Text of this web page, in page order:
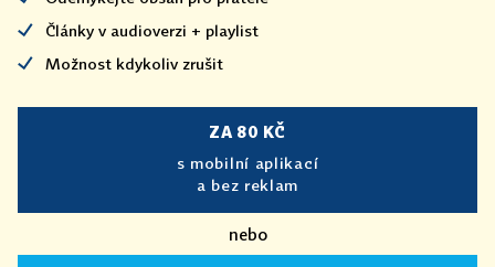
Články v audioverzi + playlist
Možnost kdykoliv zrušit
ZA 80 KČ
s mobilní aplikací
a bez reklam
nebo